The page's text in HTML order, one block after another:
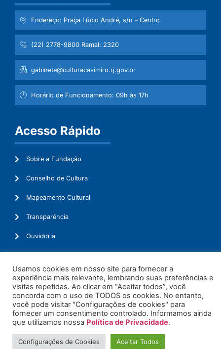
Endereço: Praça Lúcio André, s/n – Centro
(22) 2778-9800 Ramal: 2320
gabinete@culturacasimiro.rj.gov.br
Horário de Funcionamento: 09h às 17h
Acesso Rápido
Sobre a Fundação
Conselho de Cultura
Mapeamento Cultural
Transparência
Ouvidoria
© 2026. Todos os Direitos Reservados.
Usamos cookies em nosso site para fornecer a
experiência mais relevante, lembrando suas preferências e
visitas repetidas. Ao clicar em “Aceitar todos”, você
concorda com o uso de TODOS os cookies. No entanto,
você pode visitar "Configurações de cookies" para
fornecer um consentimento controlado. Informamos ainda
que utilizamos nossa Política de Privacidade.
Configurações de Cookies Aceitar Todos